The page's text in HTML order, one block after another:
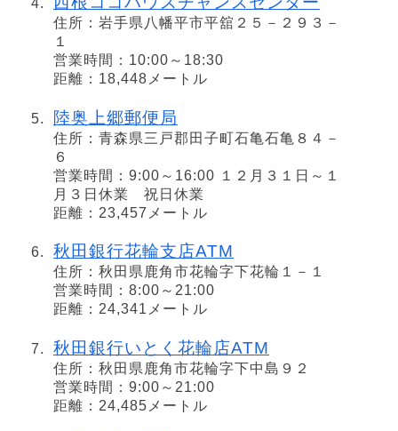
住所：岩手県八幡平市平舘２５－２９３－
１
営業時間：10:00～18:30
距離：18,448メートル
陸奥上郷郵便局
住所：青森県三戸郡田子町石亀石亀８４－
６
営業時間：9:00～16:00 １２月３１日～１
月３日休業 祝日休業
距離：23,457メートル
秋田銀行花輪支店ATM
住所：秋田県鹿角市花輪字下花輪１－１
営業時間：8:00～21:00
距離：24,341メートル
秋田銀行いとく花輪店ATM
住所：秋田県鹿角市花輪字下中島９２
営業時間：9:00～21:00
距離：24,485メートル